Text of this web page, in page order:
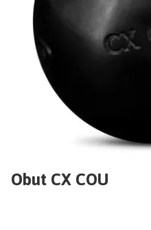
Obut CX COU